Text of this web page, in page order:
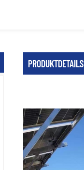
PRODUKTDETAILS